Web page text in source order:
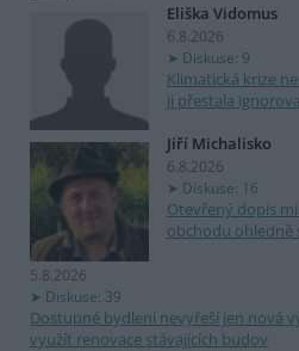
Eliška Vidomus
6.8.2026
Diskuse: 9
Klimatická krize
ji přestala
Jiří Michalisko
6.8.2026
Diskuse: 16
Otevřený dopis
obchodu ohledně
5.8.2026
Diskuse: 39
Dostupné bydlení nevyřeší jen nová
využít renovace stávajících budov